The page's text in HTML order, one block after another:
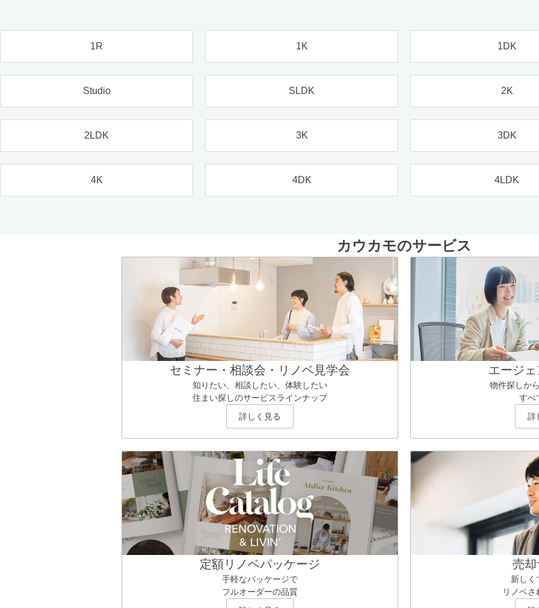
1R 1K 1DK
Studio SLDK 2K
2LDK 3K 3DK
4K 4DK 4LDK
カウカモのサービス
セミナー・相談会・リノベ見学会
知りたい、相談したい、体験したい
住まい探しのサービスラインナップ
詳しく見る
エージ
物件探しか
すべ
詳
定額リノベパッケージ
手軽なパッケージで
フルオーダーの品質
売
新しく
リノベ